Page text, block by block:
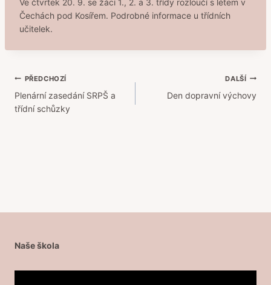
Ve čtvrtek 20. 9. se žáci 1., 2. a 3. třídy rozloučí s létem v
Čechách pod Kosířem. Podrobné informace u třídních
učitelek.
Navigace
pro
PŘEDCHOZÍ
Plenární zasedání SRPŠ a
třídní schůzky
DALŠÍ
Den dopravní výchovy
Naše škola